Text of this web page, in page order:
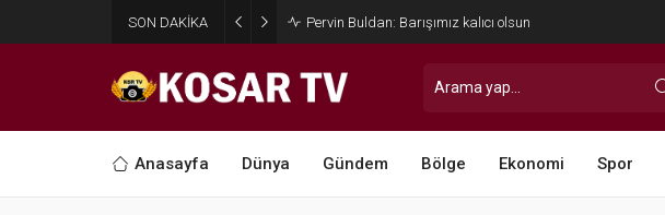
SON DAKİKA Pervin Buldan: Barışımız kalıcı olsun
Anasayfa Dünya Gündem Bölge Ekonomi Spor